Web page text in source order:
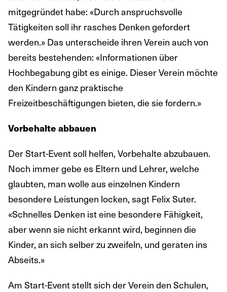
mitgegründet habe: «Durch anspruchsvolle
Tätigkeiten soll ihr rasches Denken gefordert
werden.» Das unterscheide ihren Verein auch von
bereits bestehenden: «Informationen über
Hochbegabung gibt es einige. Dieser Verein möchte
den Kindern ganz praktische
Freizeitbeschäftigungen bieten, die sie fordern.»
Vorbehalte abbauen
Der Start-Event soll helfen, Vorbehalte abzubauen.
Noch immer gebe es Eltern und Lehrer, welche
glaubten, man wolle aus einzelnen Kindern
besondere Leistungen locken, sagt Felix Suter.
«Schnelles Denken ist eine besondere Fähigkeit,
aber wenn sie nicht erkannt wird, beginnen die
Kinder, an sich selber zu zweifeln, und geraten ins
Abseits.»
Am Start-Event stellt sich der Verein den Schulen,